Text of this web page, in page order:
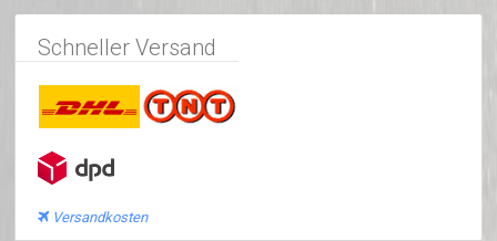
Schneller Versand
Versandkosten